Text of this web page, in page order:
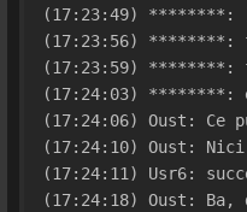
(17:23:49) ********:
(17:23:56) ********:
(17:23:59) ********:
(17:24:03) ********:
(17:24:06) Oust: Ce
(17:24:10) Oust:
(17:24:11) Usr6:
(17:24:18) Oust: